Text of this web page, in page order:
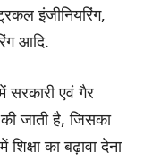
इंजीनियरिंग,
आदि.
सरकारी एवं गैर
की जाती है, जिसका
का बढ़ावा देना